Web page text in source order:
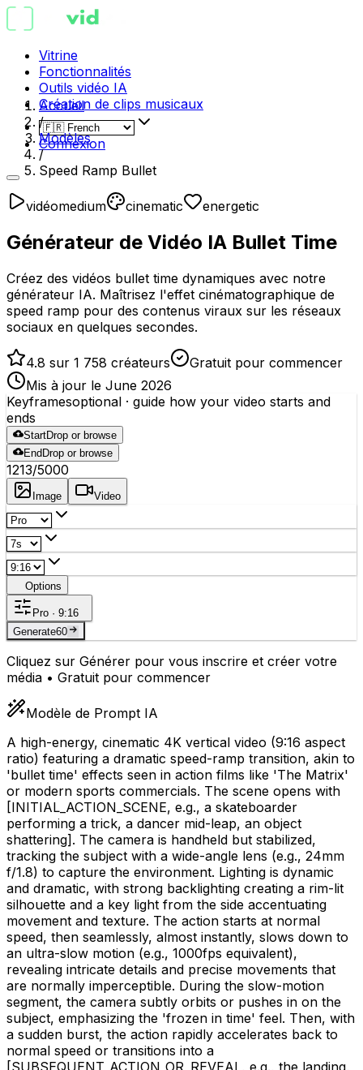
Vitrine
Fonctionnalités
Outils vidéo IA
Création de clips musicaux
Connexion
Accueil
/
Modèles
/
Speed Ramp Bullet
vidéomedium cinematic energetic
Générateur de Vidéo IA Bullet Time
Créez des vidéos bullet time dynamiques avec notre
générateur IA. Maîtrisez l'effet cinématographique de
speed ramp pour des contenus viraux sur les réseaux
sociaux en quelques secondes.
4.8 sur 1 758 créateurs
Gratuit pour commencer
Mis à jour le June 2026
Keyframesoptional · guide how your video starts and
ends
StartDrop or browse
End Drop or browse
1213/5000
Image Video
Options
Pro · 9:16
Generate60
Cliquez sur Générer pour vous inscrire et créer votre
média • Gratuit pour commencer
Modèle de Prompt IA
A high-energy, cinematic 4K vertical video (9:16 aspect
ratio) featuring a dramatic speed-ramp transition, akin to
'bullet time' effects seen in action films like 'The Matrix'
or modern sports commercials. The scene opens with
[INITIAL_ACTION_SCENE, e.g., a skateboarder
performing a trick, a dancer mid-leap, an object
shattering] . The camera is handheld but stabilized,
tracking the subject with a wide-angle lens (e.g., 24mm
f/1.8) to capture the environment. Lighting is dynamic
and dramatic, with strong backlighting creating a rim-lit
silhouette and a key light from the side accentuating
movement and texture. The action starts at normal
speed, then seamlessly, almost instantly, slows down to
an ultra-slow motion (e.g., 1000fps equivalent),
revealing intricate details and precise movements that
are normally imperceptible. During the slow-motion
segment, the camera subtly orbits or pushes in on the
subject, emphasizing the 'frozen in time' feel. Then, with
a sudden burst, the action rapidly accelerates back to
normal speed or transitions into a